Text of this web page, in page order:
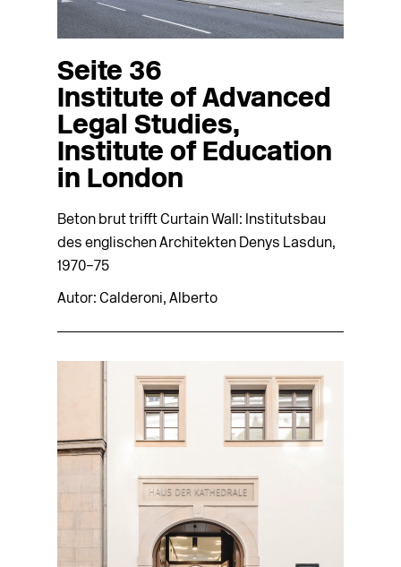
Seite 36
Institute of Advanced
Legal Studies,
Institute of Education
in London
Beton brut trifft Curtain Wall: Institutsbau
des englischen Architekten Denys Lasdun,
1970–75
Autor: Calderoni, Alberto